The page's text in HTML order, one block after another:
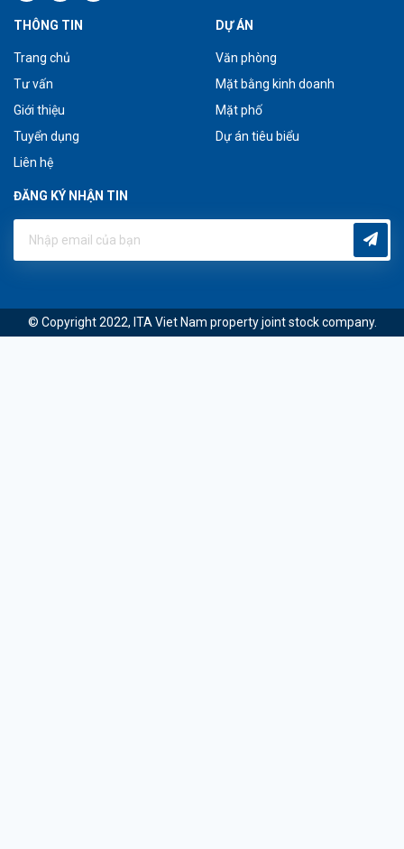
THÔNG TIN
Trang chủ
Tư vấn
Giới thiệu
Tuyển dụng
Liên hệ
DỰ ÁN
Văn phòng
Mặt bằng kinh doanh
Mặt phố
Dự án tiêu biểu
ĐĂNG KÝ NHẬN TIN
© Copyright 2022, ITA Viet Nam property joint stock company.